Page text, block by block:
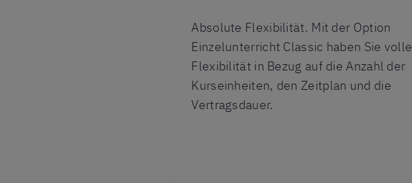
Absolute Flexibilität. Mit der Option
Einzelunterricht Classic haben Sie volle
Flexibilität in Bezug auf die Anzahl der
Kurseinheiten, den Zeitplan und die
Vertragsdauer.